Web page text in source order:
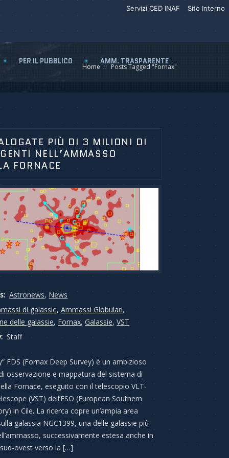
Sito Interno
Servizi CED INAF
PER IL PUBBLICO AMM. TRASPARENTE
Home Posts Tagged "Fornax"
PIÙ DI 3 MILIONI DI
NELL’AMMASSO
FORNACE
Astronews, News
di galassie,Ammassi Globulari,
delle galassie, Fornax,Galassie,VST
Staff
FDS (Fornax Deep Survey) è un ambizioso
osservazione e mappatura del sistema di
Fornace, eseguito con il telescopio VLT-
(VST) dell’ESO (European Southern
in Cile. La ricerca copre un’ampia area
galassia NGC1399, una delle galassie più
successivamente estesa anche in
ovest verso la […]